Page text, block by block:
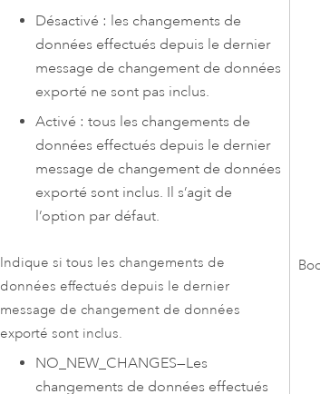
Désactivé : les changements de
données effectués depuis le dernier
message de changement de données
exporté ne sont pas inclus.
Activé : tous les changements de
données effectués depuis le dernier
message de changement de données
exporté sont inclus. Il s’agit de
l’option par défaut.
Indique si tous les changements de
données effectués depuis le dernier
message de changement de données
exporté sont inclus.
NO_NEW_CHANGES—Les
changements de données effectués